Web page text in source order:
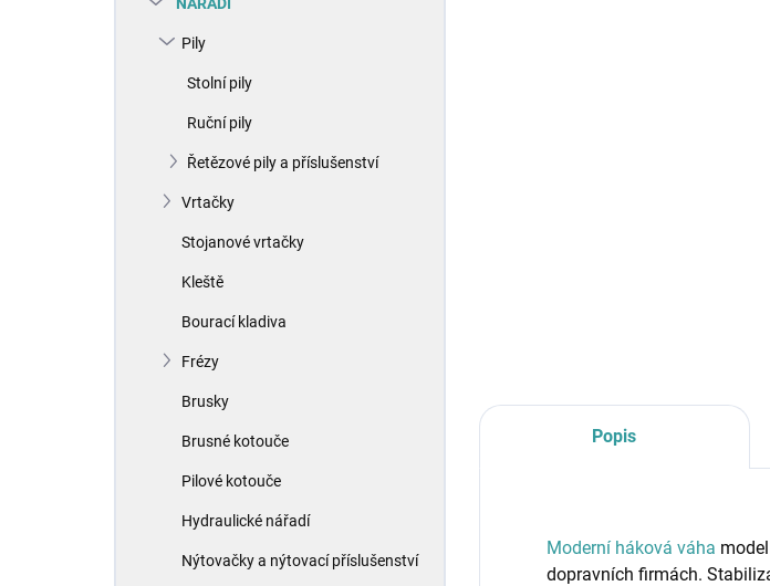
Pily
Stolní pily
Ruční pily
Řetězové pily a příslušenství
Vrtačky
Stojanové vrtačky
Kleště
Bourací kladiva
Frézy
Brusky
Brusné kotouče
Pilové kotouče
Hydraulické nářadí
Nýtovačky a nýtovací příslušenství
Popis
Moderní háková váha
dopravních firmách.